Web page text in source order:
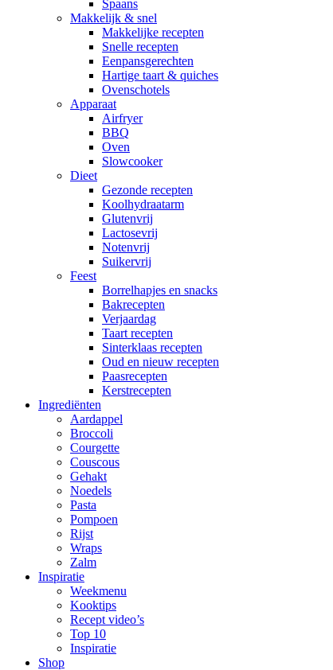
Spaans
Makkelijk & snel
Makkelijke recepten
Snelle recepten
Eenpansgerechten
Hartige taart & quiches
Ovenschotels
Apparaat
Airfryer
BBQ
Oven
Slowcooker
Dieet
Gezonde recepten
Koolhydraatarm
Glutenvrij
Lactosevrij
Notenvrij
Suikervrij
Feest
Borrelhapjes en snacks
Bakrecepten
Verjaardag
Taart recepten
Sinterklaas recepten
Oud en nieuw recepten
Paasrecepten
Kerstrecepten
Ingrediënten
Aardappel
Broccoli
Courgette
Couscous
Gehakt
Noedels
Pasta
Pompoen
Rijst
Wraps
Zalm
Inspiratie
Weekmenu
Kooktips
Recept video’s
Top 10
Inspiratie
Shop